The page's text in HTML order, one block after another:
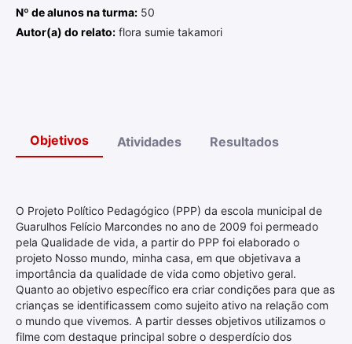
Nº de alunos na turma: 50
Autor(a) do relato: flora sumie takamori
Objetivos Atividades Resultados
O Projeto Político Pedagógico (PPP) da escola municipal de
Guarulhos Felício Marcondes no ano de 2009 foi permeado
pela Qualidade de vida, a partir do PPP foi elaborado o
projeto Nosso mundo, minha casa, em que objetivava a
importância da qualidade de vida como objetivo geral.
Quanto ao objetivo específico era criar condições para que as
crianças se identificassem como sujeito ativo na relação com
o mundo que vivemos. A partir desses objetivos utilizamos o
filme com destaque principal sobre o desperdício dos